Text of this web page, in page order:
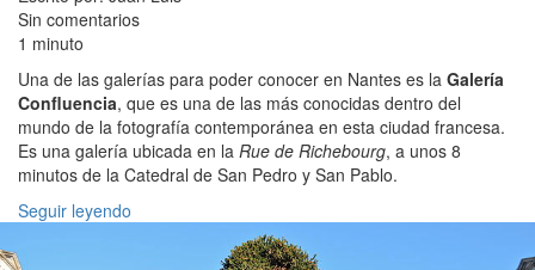
Sin comentarios
1 minuto
Una de las galerías para poder conocer en Nantes es la Galería
Confluencia, que es una de las más conocidas dentro del
mundo de la fotografía contemporánea en esta ciudad francesa.
Es una galería ubicada en la Rue de Richebourg, a unos 8
minutos de la Catedral de San Pedro y San Pablo.
Seguir leyendo